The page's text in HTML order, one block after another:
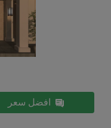
افضل سعر